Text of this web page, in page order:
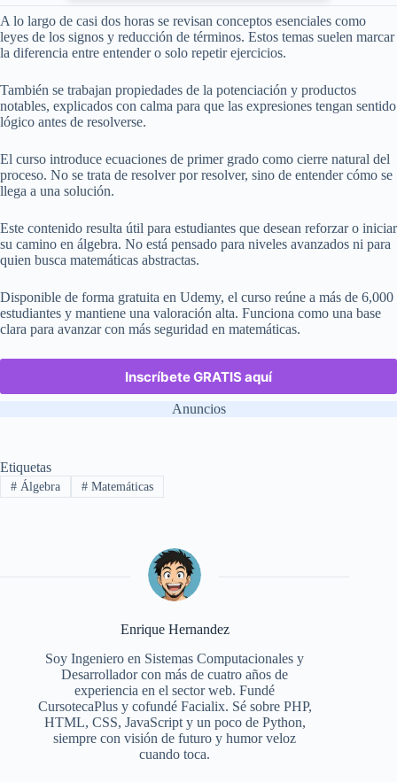
A lo largo de casi dos horas se revisan conceptos esenciales como
leyes de los signos y reducción de términos. Estos temas suelen marcar
la diferencia entre entender o solo repetir ejercicios.
También se trabajan propiedades de la potenciación y productos
notables, explicados con calma para que las expresiones tengan sentido
lógico antes de resolverse.
El curso introduce ecuaciones de primer grado como cierre natural del
proceso. No se trata de resolver por resolver, sino de entender cómo se
llega a una solución.
Este contenido resulta útil para estudiantes que desean reforzar o iniciar
su camino en álgebra. No está pensado para niveles avanzados ni para
quien busca matemáticas abstractas.
Disponible de forma gratuita en Udemy, el curso reúne a más de 6,000
estudiantes y mantiene una valoración alta. Funciona como una base
clara para avanzar con más seguridad en matemáticas.
Inscríbete GRATIS aquí
Anuncios
Etiquetas
#Álgebra #Matemáticas
Enrique Hernandez
Soy Ingeniero en Sistemas Computacionales y
Desarrollador con más de cuatro años de
experiencia en el sector web. Fundé
CursotecaPlus y cofundé Facialix. Sé sobre PHP,
HTML, CSS, JavaScript y un poco de Python,
siempre con visión de futuro y humor veloz
cuando toca.